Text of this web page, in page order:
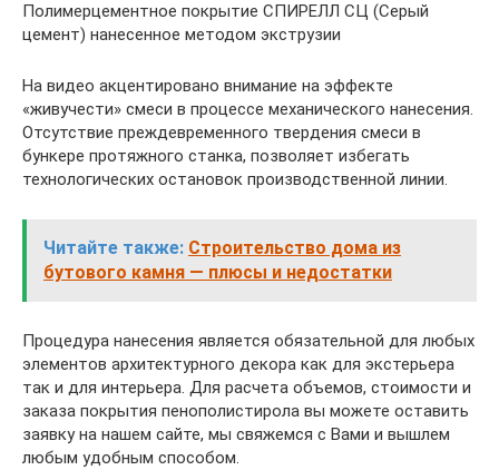
Полимерцементное покрытие СПИРЕЛЛ СЦ (Серый
цемент) нанесенное методом экструзии
На видео акцентировано внимание на эффекте
«живучести» смеси в процессе механического нанесения.
Отсутствие преждевременного твердения смеси в
бункере протяжного станка, позволяет избегать
технологических остановок производственной линии.
Читайте также: Строительство дома из
бутового камня — плюсы и недостатки
Процедура нанесения является обязательной для любых
элементов архитектурного декора как для экстерьера
так и для интерьера. Для расчета объемов, стоимости и
заказа покрытия пенополистирола вы можете оставить
заявку на нашем сайте, мы свяжемся с Вами и вышлем
любым удобным способом.